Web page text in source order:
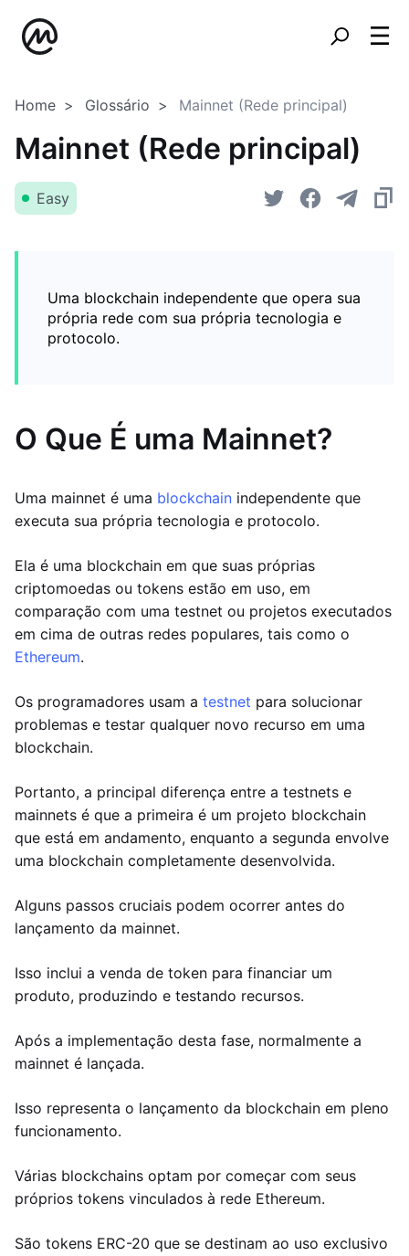
Home Glossário Mainnet (Rede principal)
Mainnet (Rede principal)
Easy
Uma blockchain independente que opera sua
própria rede com sua própria tecnologia e
protocolo.
O Que É uma Mainnet?
Uma mainnet é uma blockchain independente que
executa sua própria tecnologia e protocolo.
Ela é uma blockchain em que suas próprias
criptomoedas ou tokens estão em uso, em
comparação com uma testnet ou projetos executados
em cima de outras redes populares, tais como o
Ethereum.
Os programadores usam a testnet para solucionar
problemas e testar qualquer novo recurso em uma
blockchain.
Portanto, a principal diferença entre a testnets e
mainnets é que a primeira é um projeto blockchain
que está em andamento, enquanto a segunda envolve
uma blockchain completamente desenvolvida.
Alguns passos cruciais podem ocorrer antes do
lançamento da mainnet.
Isso inclui a venda de token para financiar um
produto, produzindo e testando recursos.
Após a implementação desta fase, normalmente a
mainnet é lançada.
Isso representa o lançamento da blockchain em pleno
funcionamento.
Várias blockchains optam por começar com seus
próprios tokens vinculados à rede Ethereum.
São tokens ERC-20 que se destinam ao uso exclusivo